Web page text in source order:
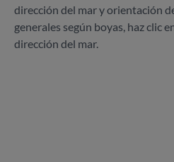
dirección del mar y orientación
generales según boyas, haz clic
dirección del mar.